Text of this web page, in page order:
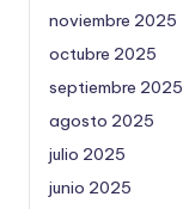
noviembre 2025
octubre 2025
septiembre 2025
agosto 2025
julio 2025
junio 2025